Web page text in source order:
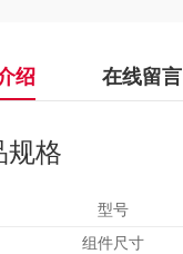
绍 在线留言
规格
型号
组件尺寸